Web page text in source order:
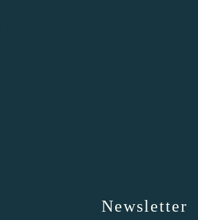
Newsletter